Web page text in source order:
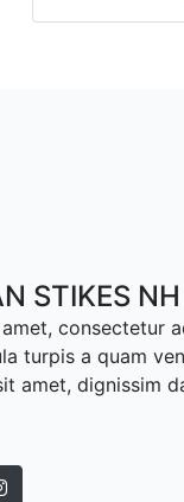
STIKES
consectetur
turpis a quam
amet, dignissim